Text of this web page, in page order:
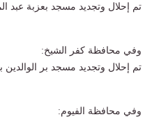
تم إحلال وتجديد مسجد بعزبة عبد
وفي محافظة كفر الشيخ:
تم إحلال وتجديد مسجد بر
وفي محافظة الفيوم: